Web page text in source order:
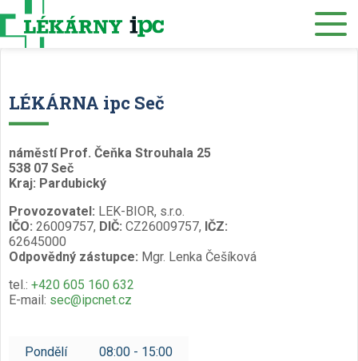
O nás
Služby
Kariéra
Česky
LÉKÁRNA ipc Seč
náměstí Prof. Čeňka Strouhala 25
538 07 Seč
Kraj: Pardubický
Provozovatel: LEK-BIOR, s.r.o.
IČO: 26009757, DIČ: CZ26009757, IČZ:
62645000
Odpovědný zástupce: Mgr. Lenka Češíková
tel.: +420 605 160 632
E-mail: sec@ipcnet.cz
Pondělí 08:00 - 15:00